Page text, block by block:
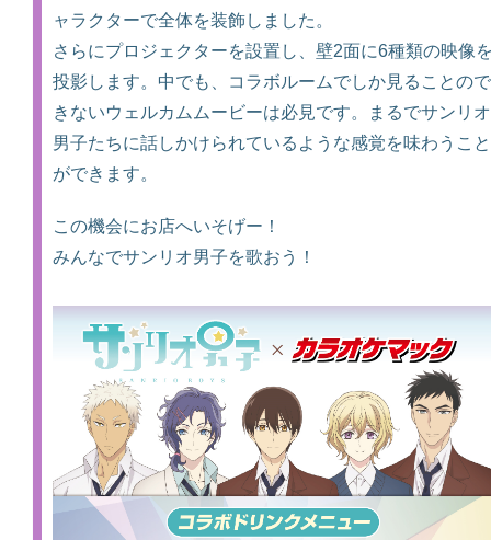
ャラクターで全体を装飾しました。
さらにプロジェクターを設置し、壁2面に6種類の映像
投影します。中でも、コラボルームでしか見ることので
きないウェルカムムービーは必見です。まるでサンリオ
男子たちに話しかけられているような感覚を味わうこと
ができます。
この機会にお店へいそげー！
みんなでサンリオ男子を歌おう！